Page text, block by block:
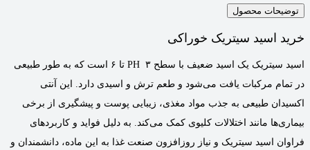
توضیحات محصول
خرید اسید سیتریک خوراکی
اسید سیتریک یک اسید ضعیف با سطح PH ۳ تا ۶ است که به طور طبیعی
در تمام مرکبات یافت می‌شود و طعم ترش و اسیدی دارد. این آنتی
اکسیدان طبیعی به جذب مواد مغذی، زیبایی پوست و پیشگیری از برخی
بیماری‌ها مانند اختلالات کلیوی کمک می‌کند. به دلیل فواید و کاربردهای
فراوان اسید سیتریک و نیاز روزافزون صنعت غذا به این ماده، دانشمندان و